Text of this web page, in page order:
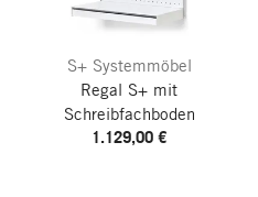
S+ Systemmöbel
Regal S+ mit
Schreibfachboden
1.129,00 €